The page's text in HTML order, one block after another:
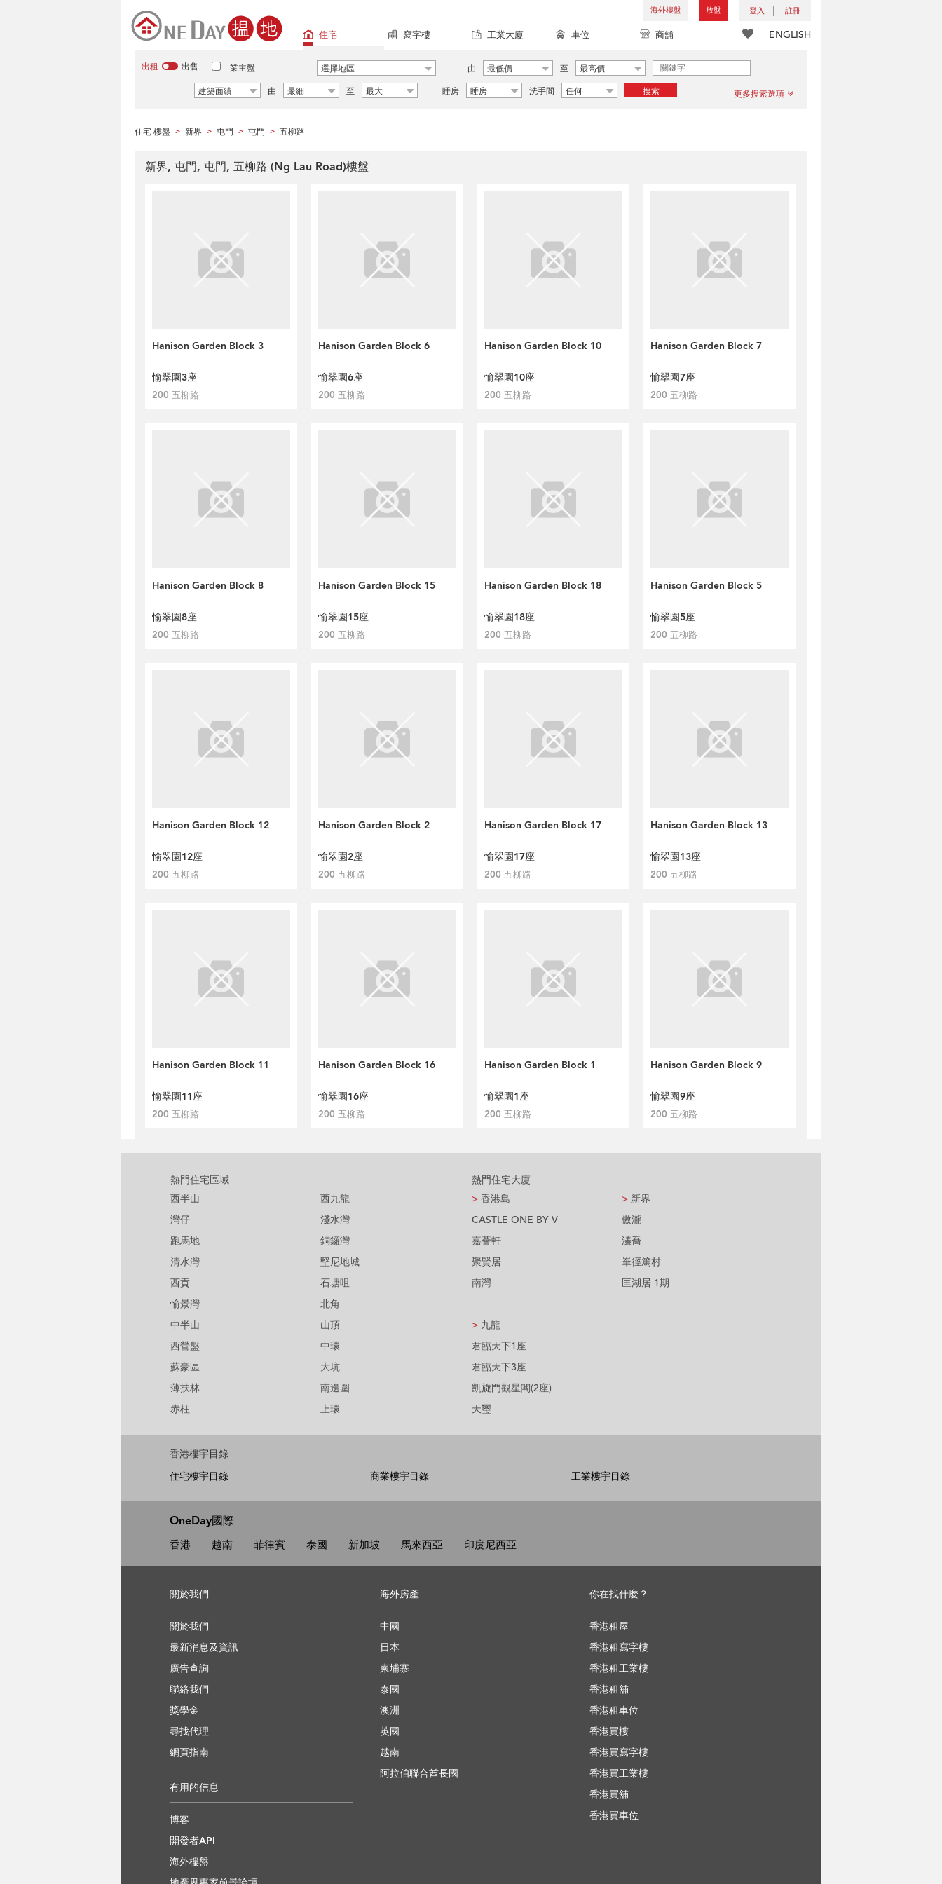
海外樓盤 放盤 登入 註冊
ENGLISH
住宅 寫字樓 工業大廈 車位 商舖
出租 出售 業主盤 選擇地區 由 最低價 至
最高價
建築面績
由 最細 至 最大 睡房 睡房 洗手間 任何 搜索 更多搜索選項
住宅 樓盤 > 新界 > 屯門 > 屯門 > 五柳路
新界, 屯門, 屯門, 五柳路 (Ng Lau Road)樓盤
Hanison Garden Block 3
愉翠園3座
200 五柳路
Hanison Garden Block 6
愉翠園6座
200 五柳路
Hanison Garden Block 10
愉翠園10座
200 五柳路
Hanison Garden Block 7
愉翠園7座
200 五柳路
Hanison Garden Block 8
愉翠園8座
200 五柳路
Hanison Garden Block 15
愉翠園15座
200 五柳路
Hanison Garden Block 18
愉翠園18座
200 五柳路
Hanison Garden Block 5
愉翠園5座
200 五柳路
Hanison Garden Block 12
愉翠園12座
200 五柳路
Hanison Garden Block 2
愉翠園2座
200 五柳路
Hanison Garden Block 17
愉翠園17座
200 五柳路
Hanison Garden Block 13
愉翠園13座
200 五柳路
Hanison Garden Block 11
愉翠園11座
200 五柳路
Hanison Garden Block 16
愉翠園16座
200 五柳路
Hanison Garden Block 1
愉翠園1座
200 五柳路
Hanison Garden Block 9
愉翠園9座
200 五柳路
熱門住宅區域
西半山
灣仔
跑馬地
清水灣
西貢
愉景灣
中半山
西營盤
蘇豪區
薄扶林
赤柱
西九龍
淺水灣
銅鑼灣
堅尼地城
石塘咀
北角
山頂
中環
大坑
南邊圍
上環
熱門住宅大廈
> 香港島
CASTLE ONE BY V
嘉薈軒
聚賢居
南灣
> 九龍
君臨天下1座
君臨天下3座
凱旋門觀星閣(2座)
天璽
> 新界
傲瀧
溱喬
輋徑篤村
匡湖居 1期
香港樓宇目錄
住宅樓宇目錄
商業樓宇目錄 工業樓宇目錄
OneDay國際
香港 越南 菲律賓 泰國 新加坡 馬來西亞 印度尼西亞
關於我們
關於我們
最新消息及資訊
廣告查詢
聯絡我們
獎學金
尋找代理
網頁指南
有用的信息
博客
開發者API
海外樓盤
海外房產
中國
日本
柬埔寨
泰國
澳洲
英國
越南
阿拉伯聯合酋長國
你在找什麼？
香港租屋
香港租寫字樓
香港租工業樓
香港租舖
香港租車位
香港買樓
香港買寫字樓
香港買工業樓
香港買舖
香港買車位